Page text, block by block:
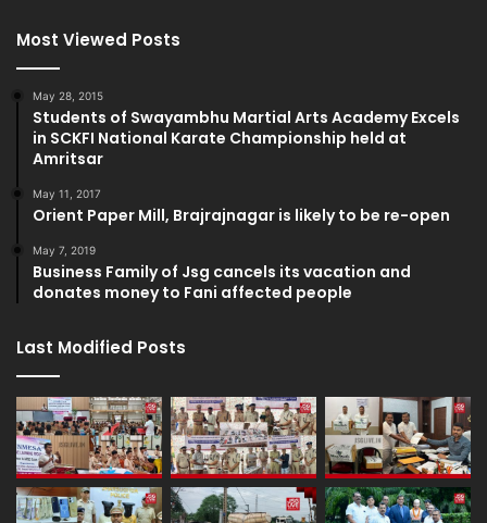
Most Viewed Posts
May 28, 2015
Students of Swayambhu Martial Arts Academy Excels
in SCKFI National Karate Championship held at
Amritsar
May 11, 2017
Orient Paper Mill, Brajrajnagar is likely to be re-open
May 7, 2019
Business Family of Jsg cancels its vacation and
donates money to Fani affected people
Last Modified Posts